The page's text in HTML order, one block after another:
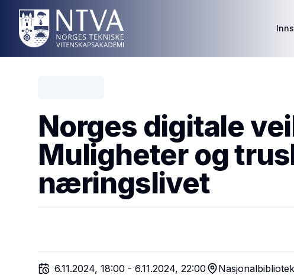
Norges digitale
Muligheter og
næringslivet
6.11.2024, 18:00 - 6.11.2024, 22:00